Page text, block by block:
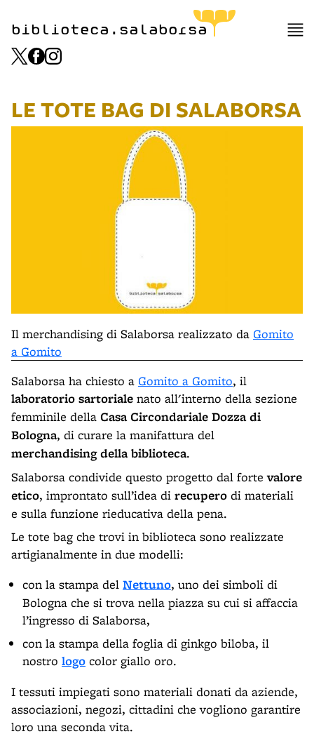
biblioteca.salaborsa
LE TOTE BAG DI SALABORSA
Il merchandising di Salaborsa realizzato da Gomito
a Gomito
Salaborsa ha chiesto a Gomito a Gomito, il
laboratorio sartoriale nato all'interno della sezione
femminile della Casa Circondariale Dozza di
Bologna, di curare la manifattura del
merchandising della biblioteca.
Salaborsa condivide questo progetto dal fortevalore
etico, improntato sull’idea di recupero di materiali
e sulla funzione rieducativa della pena.
Le tote bag che trovi in biblioteca sono realizzate
artigianalmente in due modelli:
con la stampa del Nettuno, uno dei simboli di
Bologna che si trova nella piazza su cui si affaccia
l’ingresso di Salaborsa,
con la stampa della foglia di ginkgo biloba, il
nostro logo color giallo oro.
I tessuti impiegati sono materiali donati da aziende,
associazioni, negozi, cittadini che vogliono garantire
loro una seconda vita.